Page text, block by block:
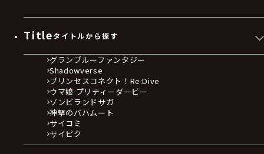
Titleタイトルから探す
グランブルーファンタジー
Shadowverse
プリンセスコネクト！Re:Dive
ウマ娘 プリティーダービー
ゾンビランドサガ
神撃のバハムート
サイコミ
サイピク